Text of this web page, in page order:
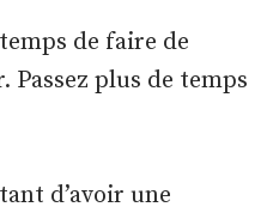
de faire de
Passez plus de temps
d’avoir une